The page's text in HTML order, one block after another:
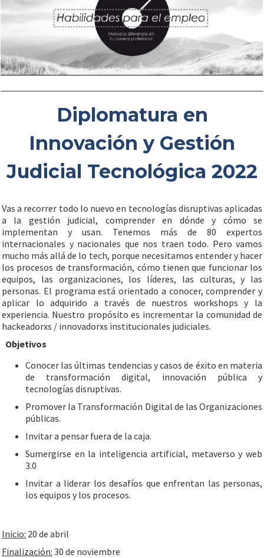
Diplomatura en
Innovación y Gestión
Judicial Tecnológica 2022
Vas a recorrer todo lo nuevo en tecnologías disruptivas aplicadas
a la gestión judicial, comprender en dónde y cómo se
implementan y usan. Tenemos más de 80 expertos
internacionales y nacionales que nos traen todo. Pero vamos
mucho más allá de lo tech, porque necesitamos entender y hacer
los procesos de transformación, cómo tienen que funcionar los
equipos, las organizaciones, los líderes, las culturas, y las
personas. El programa está orientado a conocer, comprender y
aplicar lo adquirido a través de nuestros workshops y la
experiencia. Nuestro propósito es incrementar la comunidad de
hackeadorxs / innovadorxs institucionales judiciales.
Objetivos
Conocer las últimas tendencias y casos de éxito en materia
de transformación digital, innovación pública y
tecnologías disruptivas.
Promover la Transformación Digital de las Organizaciones
públicas.
Invitar a pensar fuera de la caja.
Sumergirse en la inteligencia artificial, metaverso y web
3.0
Invitar a liderar los desafíos que enfrentan las personas,
los equipos y los procesos.
Inicio: 20 de abril
Finalización: 30 de noviembre